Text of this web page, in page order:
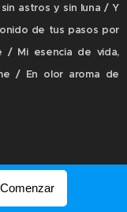
astros y sin luna / Y
de tus pasos por
/ Mi esencia de vida,
/ En olor aroma de
Comenzar